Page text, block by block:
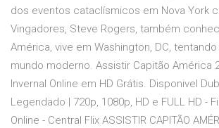
dos eventos cataclísmicos em Nova York
Vingadores, Steve Rogers, também
América, vive em Washington, DC,
mundo moderno. Assistir Capitão América
Invernal Online em HD Grátis. Disponivel
Legendado | 720p, 1080p, HD e FULL HD -
Online - Central Flix ASSISTIR CAPITÃO